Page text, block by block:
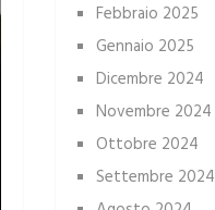
Febbraio 2025
Gennaio 2025
Dicembre 2024
Novembre 2024
Ottobre 2024
Settembre 2024